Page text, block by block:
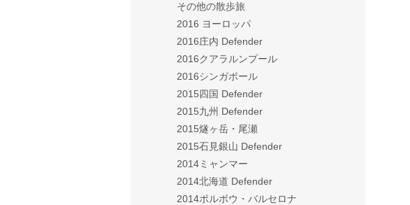
その他の散歩旅
2016 ヨーロッパ
2016庄内 Defender
2016クアラルンプール
2016シンガポール
2015四国 Defender
2015九州 Defender
2015燧ヶ岳・尾瀬
2015石見銀山 Defender
2014ミャンマー
2014北海道 Defender
2014ポルボウ・バルセロナ